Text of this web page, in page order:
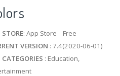
STORE: App Store Free
VERSION : 7.4(2020-06-01)
CATEGORIES : Education,